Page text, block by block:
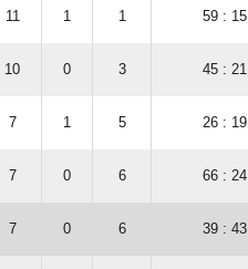
11 1 1 59 : 15
10 0 3 45 : 21
7 1 5 26 : 19
7 0 6 66 : 24
7 0 6 39 : 43